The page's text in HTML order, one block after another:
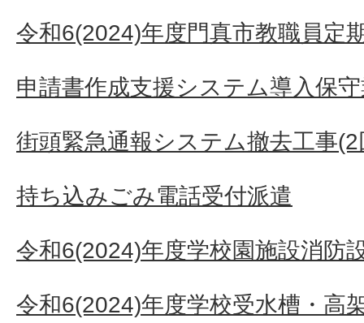
令和6(2024)年度門真市教職員定
申請書作成支援システム導入保
街頭緊急通報システム撤去工事(2
持ち込みごみ電話受付派遣
令和6(2024)年度学校園施設消防
令和6(2024)年度学校受水槽・高